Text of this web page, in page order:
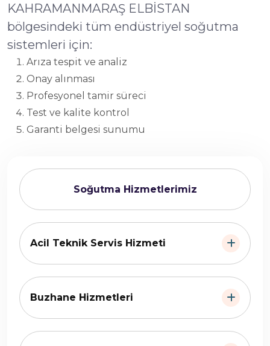
Soğutma Hizmetlerimiz
Acil Teknik Servis Hizmeti
Buzhane Hizmetleri
KAHRAMANMARAŞ ELBİSTAN
bölgesindeki tüm endüstriyel soğutma
sistemleri için:
Arıza tespit ve analiz
Onay alınması
Profesyonel tamir süreci
Test ve kalite kontrol
Garanti belgesi sunumu